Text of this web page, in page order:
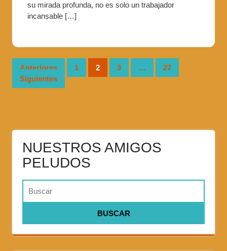
su mirada profunda, no es solo un trabajador
incansable […]
Anteriores 1 2 3 …
27
Siguientes
NUESTROS AMIGOS
PELUDOS